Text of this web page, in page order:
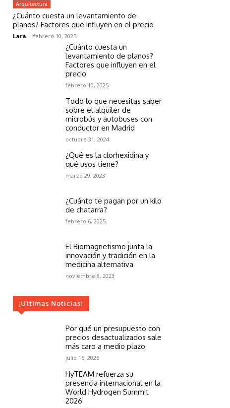
Arquitectura
¿Cuánto cuesta un levantamiento de
planos? Factores que influyen en el precio
Lara - febrero 10, 2025
¿Cuánto cuesta un
levantamiento de planos?
Factores que influyen en el
precio
febrero 10, 2025
Todo lo que necesitas saber
sobre el alquiler de
microbús y autobuses con
conductor en Madrid
octubre 31, 2024
¿Qué es la clorhexidina y
qué usos tiene?
marzo 29, 2023
¿Cuánto te pagan por un kilo
de chatarra?
febrero 6, 2025
El Biomagnetismo junta la
innovación y tradición en la
medicina alternativa
noviembre 8, 2023
¡Ultimas Noticias!
Por qué un presupuesto con
precios desactualizados sale
más caro a medio plazo
julio 15, 2026
HyTEAM refuerza su
presencia internacional en la
World Hydrogen Summit
2026